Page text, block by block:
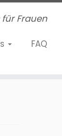
Frauen
FAQ